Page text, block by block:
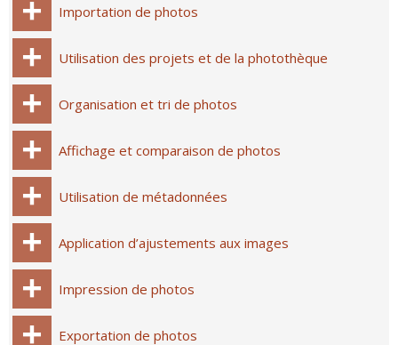
Importation de photos
Utilisation des projets et de la photothèque
Organisation et tri de photos
Affichage et comparaison de photos
Utilisation de métadonnées
Application d’ajustements aux images
Impression de photos
Exportation de photos